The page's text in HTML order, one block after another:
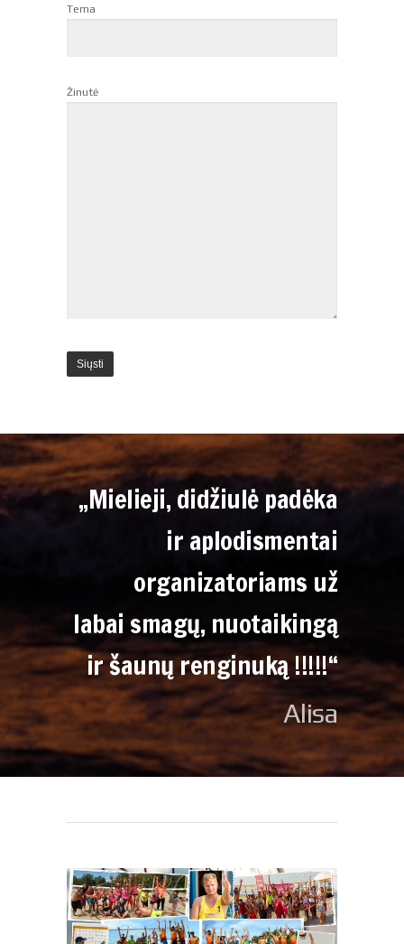
Tema
Žinutė
„Mielieji, didžiulė padėka
ir aplodismentai
organizatoriams už
labai smagų, nuotaikingą
ir šaunų renginuką !!!!!“
Alisa